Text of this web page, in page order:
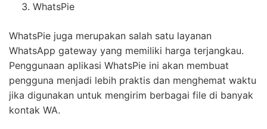
WhatsPie
WhatsPie juga merupakan salah satu layanan
WhatsApp gateway yang memiliki harga terjangkau.
Penggunaan aplikasi WhatsPie ini akan membuat
pengguna menjadi lebih praktis dan menghemat waktu
jika digunakan untuk mengirim berbagai file di banyak
kontak WA.